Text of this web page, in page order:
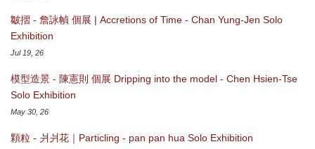
皺摺 - 詹詠幀 個展 | Accretions of Time - Chan Yung-Jen Solo
Exhibition
Jul 19, 26
模型造景 - 陳憲則 個展 Dripping into the model - Chen Hsien-Tse
Solo Exhibition
May 30, 26
顆粒 - 爿爿花｜Particling - pan pan hua Solo Exhibition